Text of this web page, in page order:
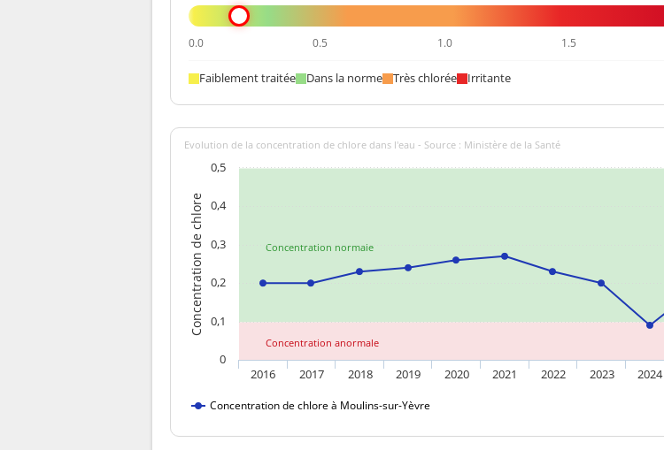
Température de l'eau
0.0 0.5 1.0 1.5
Faiblement traitée Dans la norme Très chlorée Irritante
Concentration normale
Concentration anormale
Concentration de chlore
Evolution de la concentration de chlore dans l'eau - Source : Ministère de la Santé
Concentration de chlore à Moulins-sur-Yèvre
2016 2017 2018 2019 2020 2021 2022 2023 2024
0
0,1
0,2
0,3
0,4
0,5